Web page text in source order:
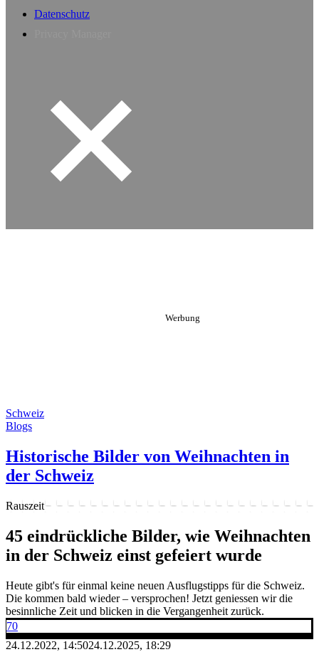
Datenschutz
Schweiz
Blogs
Historische Bilder von Weihnachten in
der Schweiz
Rauszeit
45 eindrückliche Bilder, wie Weihnachten
in der Schweiz einst gefeiert wurde
Heute gibt's für einmal keine neuen Ausflugstipps für die Schweiz.
Die kommen bald wieder – versprochen! Jetzt geniessen wir die
besinnliche Zeit und blicken in die Vergangenheit zurück.
70
24.12.2022, 14:5024.12.2025, 18:29